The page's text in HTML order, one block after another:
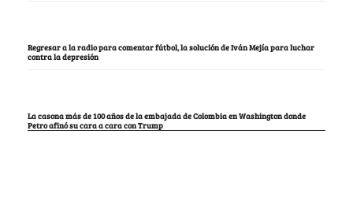
Regresar a la radio para comentar fútbol, la solución de Iván Mejía para luchar
contra la depresión
La casona más de 100 años de la embajada de Colombia en Washington donde
Petro afinó su cara a cara con Trump